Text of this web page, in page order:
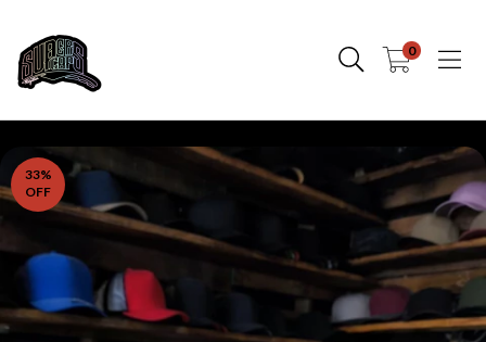
0
33%
OFF